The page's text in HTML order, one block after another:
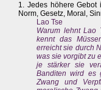
1. Jedes höhere Gebot
Norm, Gesetz, Moral,
Lao Tse
Warum lehnt Lao
kennt das
erreicht sie durch
was sie vorgibt zu
je stärker sie
Banditen wird es
Zwang und